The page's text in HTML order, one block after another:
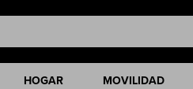
HOGAR MOVILIDAD